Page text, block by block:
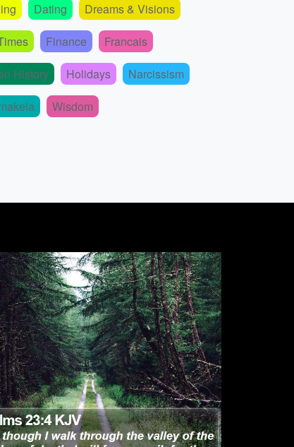
Dating
Dreams & Visions
Finance
Francais
History
Holidays
Narcissism
Wisdom